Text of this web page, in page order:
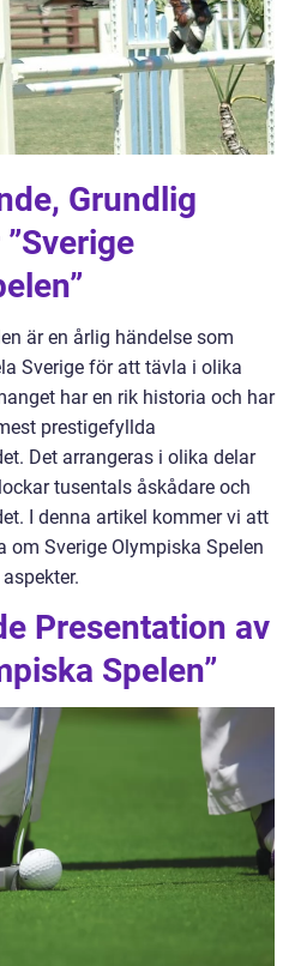
Grundlig
är en årlig händelse som
Sverige för att tävla i olika
har en rik historia och har
prestigefyllda
Det arrangeras i olika delar
tusentals åskådare och
I denna artikel kommer vi att
om Sverige Olympiska Spelen
Presentation av
Spelen”